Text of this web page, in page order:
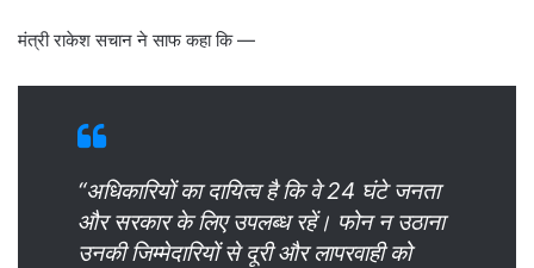
मंत्री राकेश सचान ने साफ कहा कि —
“अधिकारियों का दायित्व है कि वे 24 घंटे जनता
और सरकार के लिए उपलब्ध रहें। फोन न उठाना
उनकी जिम्मेदारियों से दूरी और लापरवाही को